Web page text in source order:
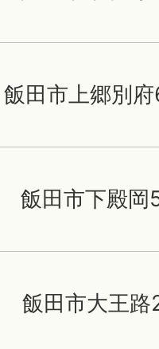
飯田市上郷別
飯田市下殿岡
飯田市大王路